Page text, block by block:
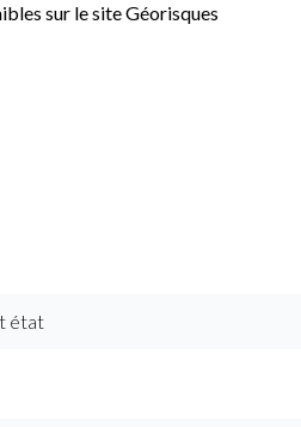
sur le site Géorisques
état